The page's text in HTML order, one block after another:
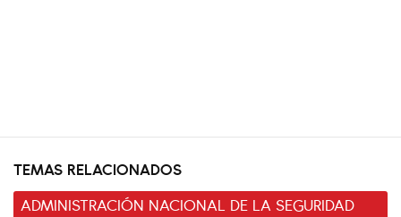
TEMAS RELACIONADOS
ADMINISTRACIÓN NACIONAL DE LA SEGURIDAD